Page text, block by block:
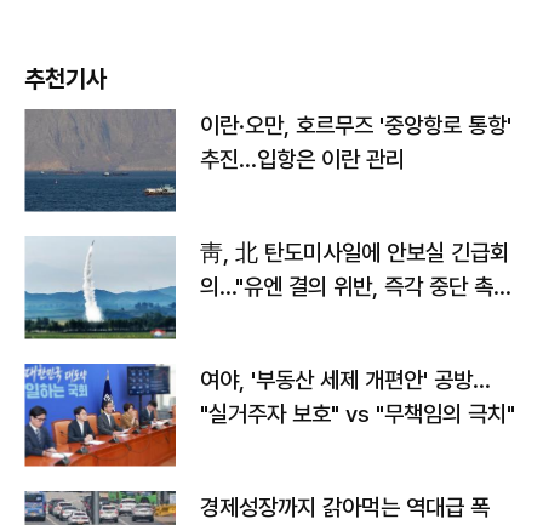
추천기사
이란·오만, 호르무즈 '중앙항로 통항'
추진…입항은 이란 관리
靑, 北 탄도미사일에 안보실 긴급회
의…"유엔 결의 위반, 즉각 중단 촉
여야, '부동산 세제 개편안' 공방…
"실거주자 보호" vs "무책임의 극치"
경제성장까지 갉아먹는 역대급 폭